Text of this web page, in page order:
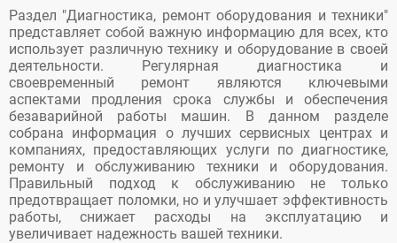
Ремонт, наладка и монтаж
конвейерного оборудования(3)
Сервис, ремонт, модернизация
оборудования и техники(113)
Раздел "Диагностика, ремонт оборудования и техники"
представляет собой важную информацию для всех, кто
использует различную технику и оборудование в своей
деятельности. Регулярная диагностика и
своевременный ремонт являются ключевыми
аспектами продления срока службы и обеспечения
безаварийной работы машин. В данном разделе
собрана информация о лучших сервисных центрах и
компаниях, предоставляющих услуги по диагностике,
ремонту и обслуживанию техники и оборудования.
Правильный подход к обслуживанию не только
предотвращает поломки, но и улучшает эффективность
работы, снижает расходы на эксплуатацию и
увеличивает надежность вашей техники.